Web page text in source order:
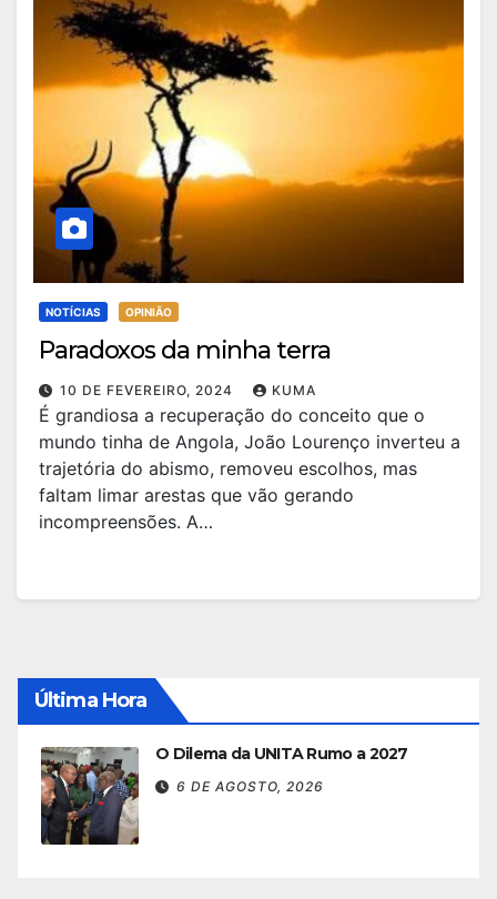
NOTÍCIAS OPINIÃO
Paradoxos da minha terra
10 DE FEVEREIRO, 2024 KUMA
É grandiosa a recuperação do conceito que o
mundo tinha de Angola, João Lourenço inverteu a
trajetória do abismo, removeu escolhos, mas
faltam limar arestas que vão gerando
incompreensões. A…
Última Hora
O Dilema da UNITA Rumo a 2027
6 DE AGOSTO, 2026